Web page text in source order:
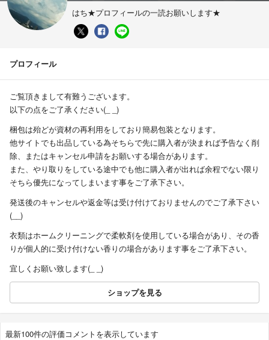
はち★プロフィールの一読お願いします★
プロフィール
ご覧頂きまして有難うございます。
以下の点をご了承ください(_ _)
梱包は殆どが資材の再利用をしており簡易包装となります。
他サイトでも出品している為そちらで先に購入者が決まれば予告なく削
除、またはキャンセル申請をお願いする場合があります。
また、やり取りをしている途中でも他に購入者が出れば余程でない限り
そちら優先になってしまいます事をご了承下さい。
発送後のキャンセルや返金等は受け付けておりませんのでご了承下さい
(__)
衣類はホームクリーニングで柔軟剤を使用している場合があり、その香
りが個人的に受け付けない香りの場合があります事をご了承下さい。
宜しくお願い致します(_ _)
ショップを見る
最新100件の評価コメントを表示しています